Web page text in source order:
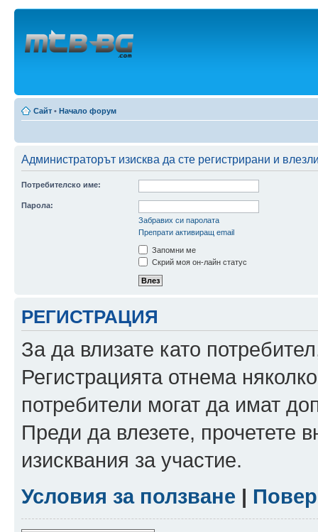
Сайт • Начало форум
Администраторът изисква да сте регистрирани и
Потребителско име:
Парола:
Забравих си паролата
Препрати активиращ email
Запомни ме
Скрий моя он-лайн статус
РЕГИСТРАЦИЯ
За да влизате като
Регистрацията отнема
потребители могат да имат
Преди да влезете, прочетете
изисквания за участие.
Условия за ползване |